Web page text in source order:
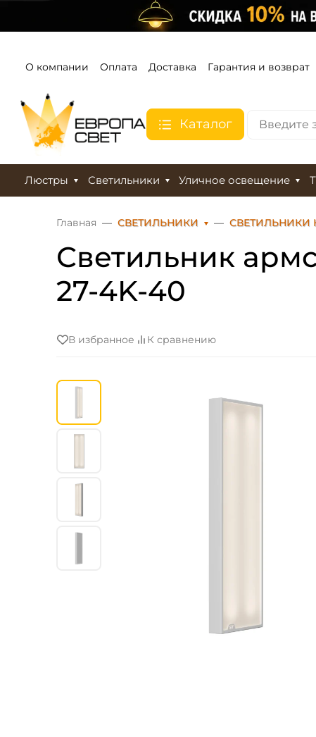
О компании Оплата Доставка Гарантия и возврат
Каталог
Люстры Светильники Уличное освещение
Главная СВЕТИЛЬНИКИ СВЕТИЛЬНИКИ
Светильник
27-4K-40
В избранное К сравнению